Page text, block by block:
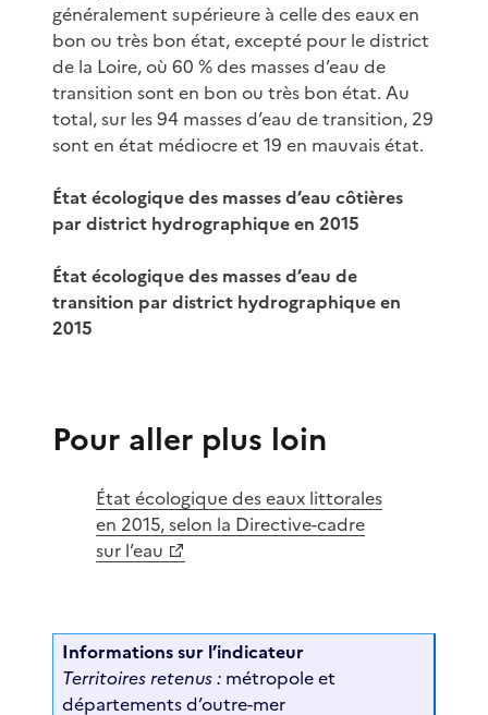
généralement supérieure à celle des eaux en
bon ou très bon état, excepté pour le district
de la Loire, où 60 % des masses d’eau de
transition sont en bon ou très bon état. Au
total, sur les 94 masses d’eau de transition, 29
sont en état médiocre et 19 en mauvais état.
État écologique des masses d’eau côtières
par district hydrographique en 2015
État écologique des masses d’eau de
transition par district hydrographique en
2015
Pour aller plus loin
État écologique des eaux littorales
en 2015, selon la Directive-cadre
sur l’eau
Informations sur l’indicateur
Territoires retenus : métropole et
départements d’outre-mer